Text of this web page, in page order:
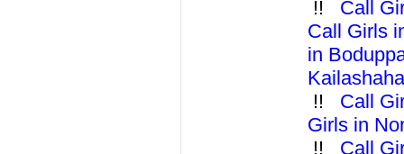
!! Call
Call Girls
in
!! Call
Girls in
!! Call